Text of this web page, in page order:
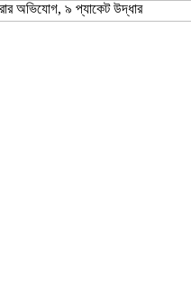
অভিযোগ, ৯ প্যাকেট উদ্ধার